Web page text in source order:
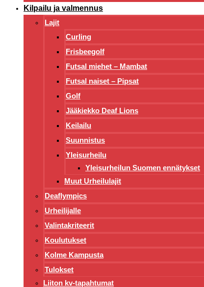
Kilpailu ja valmennus
Lajit
Curling
Frisbeegolf
Futsal miehet – Mambat
Futsal naiset – Pipsat
Golf
Jääkiekko Deaf Lions
Keilailu
Suunnistus
Yleisurheilu
Yleisurheilun Suomen ennätykset
Muut Urheilulajit
Deaflympics
Urheilijalle
Valintakriteerit
Koulutukset
Kolme Kampusta
Tulokset
Liiton kv-tapahtumat